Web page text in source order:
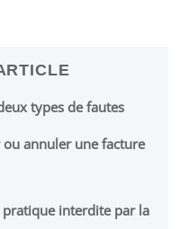
types de fautes
annuler une facture
interdite par la